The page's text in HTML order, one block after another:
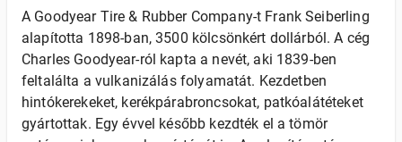
A Goodyear Tire & Rubber Company-t Frank Seiberling
alapította 1898-ban, 3500 kölcsönkért dollárból. A cég
Charles Goodyear-ról kapta a nevét, aki 1839-ben
feltalálta a vulkanizálás folyamatát. Kezdetben
hintókerekeket, kerékpárabroncsokat, patkóalátéteket
gyártottak. Egy évvel később kezdték el a tömör